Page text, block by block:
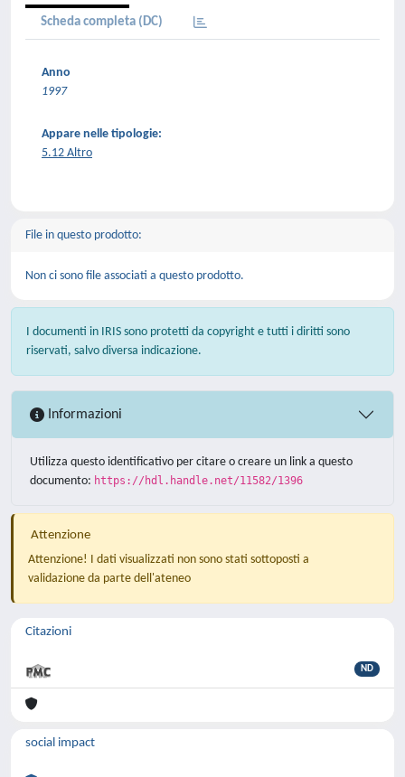
Scheda completa (DC)
Anno
1997
Appare nelle tipologie:
5.12 Altro
File in questo prodotto:
Non ci sono file associati a questo prodotto.
I documenti in IRIS sono protetti da copyright e tutti i diritti sono
riservati, salvo diversa indicazione.
Informazioni
Utilizza questo identificativo per citare o creare un link a questo
documento: https://hdl.handle.net/11582/1396
Attenzione
Attenzione! I dati visualizzati non sono stati sottoposti a
validazione da parte dell'ateneo
Citazioni
ND
social impact